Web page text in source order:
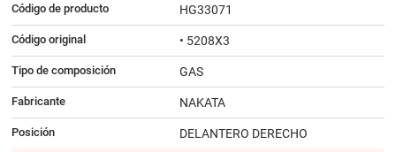
Código de producto HG33071
Código original • 5208X3
Tipo de composición GAS
Fabricante NAKATA
Posición
DELANTERO DERECHO